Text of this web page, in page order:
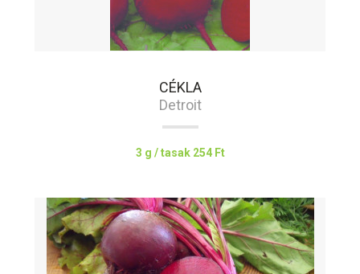
CÉKLA
Detroit
3 g / tasak 254 Ft